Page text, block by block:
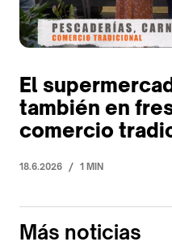
El
también en
comercio
18.6.2026 / 1 MIN
Más noticias